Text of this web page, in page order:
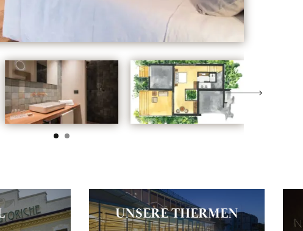
UNSERE THERMEN